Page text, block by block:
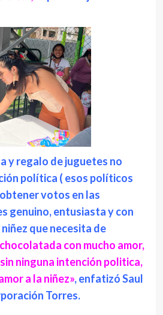
y regalo de juguetes no
política ( esos políticos
votos en las
genuino, entusiasta y con
que necesita de
chocolatada con mucho amor,
ninguna intención politica,
a la niñez», enfatizó Saul
Torres.